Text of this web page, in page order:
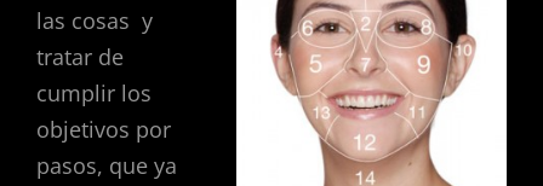
las cosas y
tratar de
cumplir los
objetivos por
pasos, que ya